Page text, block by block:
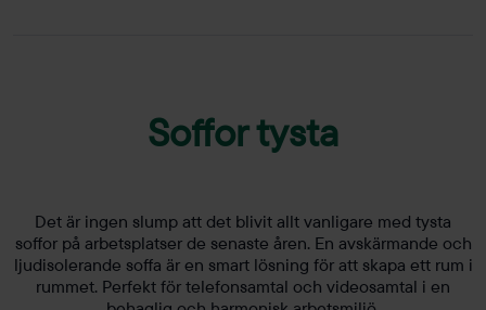
Soffor tysta
Det är ingen slump att det blivit allt vanligare med tysta
soffor på arbetsplatser de senaste åren. En avskärmande och
ljudisolerande soffa är en smart lösning för att skapa ett rum i
rummet. Perfekt för telefonsamtal och videosamtal i en